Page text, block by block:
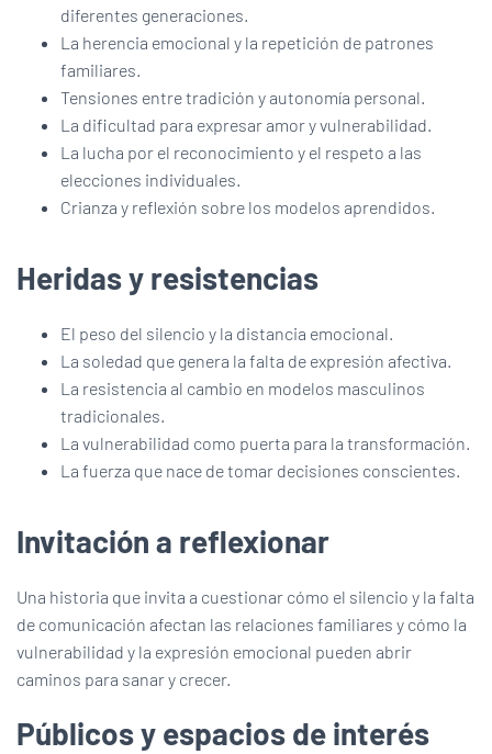
diferentes generaciones.
La herencia emocional y la repetición de patrones
familiares.
Tensiones entre tradición y autonomía personal.
La dificultad para expresar amor y vulnerabilidad.
La lucha por el reconocimiento y el respeto a las
elecciones individuales.
Crianza y reflexión sobre los modelos aprendidos.
Heridas y resistencias
El peso del silencio y la distancia emocional.
La soledad que genera la falta de expresión afectiva.
La resistencia al cambio en modelos masculinos
tradicionales.
La vulnerabilidad como puerta para la transformación.
La fuerza que nace de tomar decisiones conscientes.
Invitación a reflexionar
Una historia que invita a cuestionar cómo el silencio y la falta
de comunicación afectan las relaciones familiares y cómo la
vulnerabilidad y la expresión emocional pueden abrir
caminos para sanar y crecer.
Públicos y espacios de interés